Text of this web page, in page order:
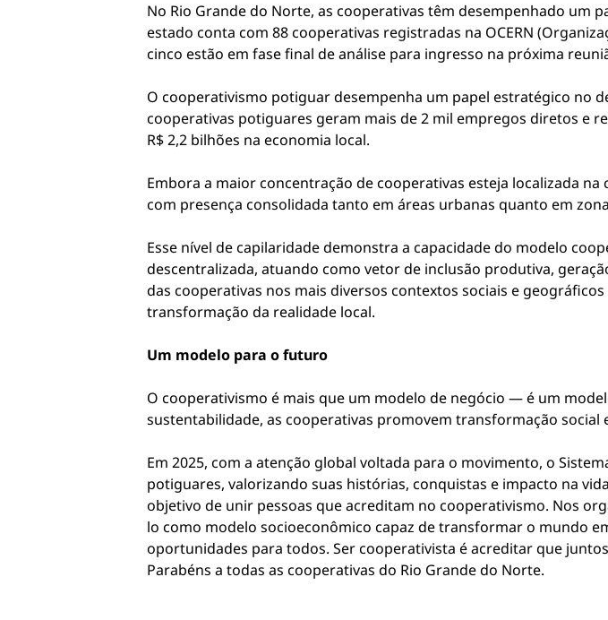
No Rio Grande do Norte, as cooperativas têm desempenhado um
estado conta com 88 cooperativas registradas na OCERN
cinco estão em fase final de análise para ingresso na próxima
O cooperativismo potiguar desempenha um papel estratégico no
cooperativas potiguares geram mais de 2 mil empregos diretos e
R$ 2,2 bilhões na economia local.
Embora a maior concentração de cooperativas esteja localizada
com presença consolidada tanto em áreas urbanas quanto em
Esse nível de capilaridade demonstra a capacidade do modelo
descentralizada, atuando como vetor de inclusão produtiva,
das cooperativas nos mais diversos contextos sociais e
transformação da realidade local.
Um modelo para o futuro
O cooperativismo é mais que um modelo de negócio — é um
sustentabilidade, as cooperativas promovem transformação
Em 2025, com a atenção global voltada para o movimento, o
potiguares, valorizando suas histórias, conquistas e impacto na
objetivo de unir pessoas que acreditam no cooperativismo. Nos
lo como modelo socioeconômico capaz de transformar o mundo
oportunidades para todos. Ser cooperativista é acreditar que
Parabéns a todas as cooperativas do Rio Grande do Norte.